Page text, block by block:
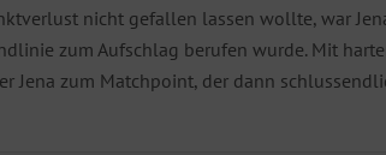
nicht gefallen lassen wollte, war
zum Aufschlag berufen wurde. Mit
Jena zum Matchpoint, der dann